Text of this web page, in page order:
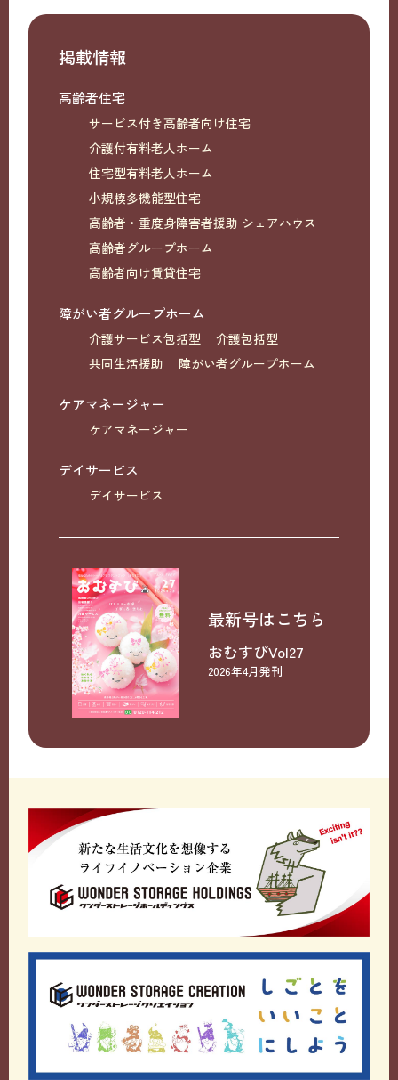
掲載情報
高齢者住宅
サービス付き高齢者向け住宅
介護付有料老人ホーム
住宅型有料老人ホーム
小規模多機能型住宅
高齢者・重度身障害者援助 シェアハウス
高齢者グループホーム
高齢者向け賃貸住宅
障がい者グループホーム
介護サービス包括型
介護包括型
共同生活援助
障がい者グループホーム
ケアマネージャー
ケアマネージャー
デイサービス
デイサービス
最新号はこちら
おむすびVol27
2026年4月発刊